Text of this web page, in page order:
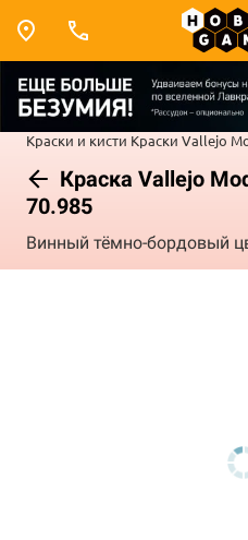
Краски и кисти Краски Vallejo
Краска Vallejo
70.985
Винный тёмно-бордовый